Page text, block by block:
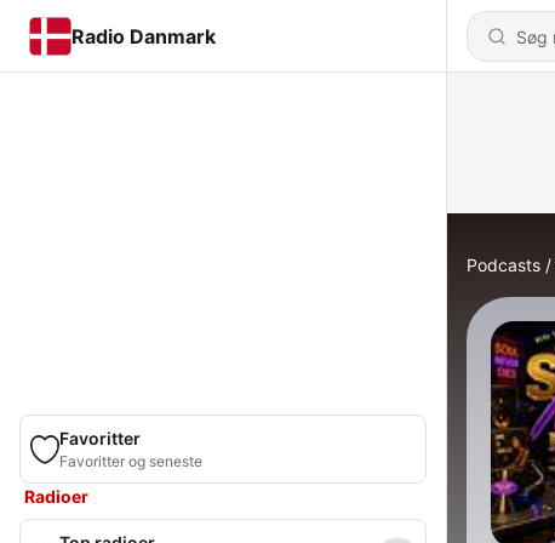
Radio Danmark
Favoritter
Favoritter og seneste
Radioer
Podcasts